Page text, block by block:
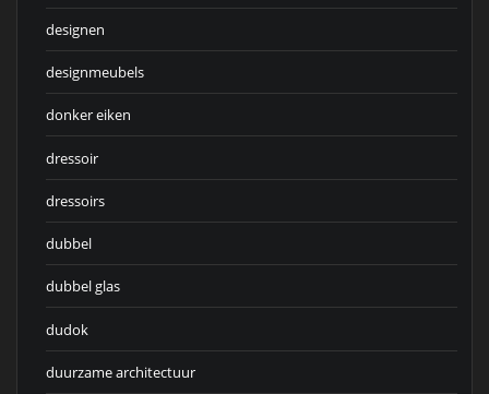
designen
designmeubels
donker eiken
dressoir
dressoirs
dubbel
dubbel glas
dudok
duurzame architectuur